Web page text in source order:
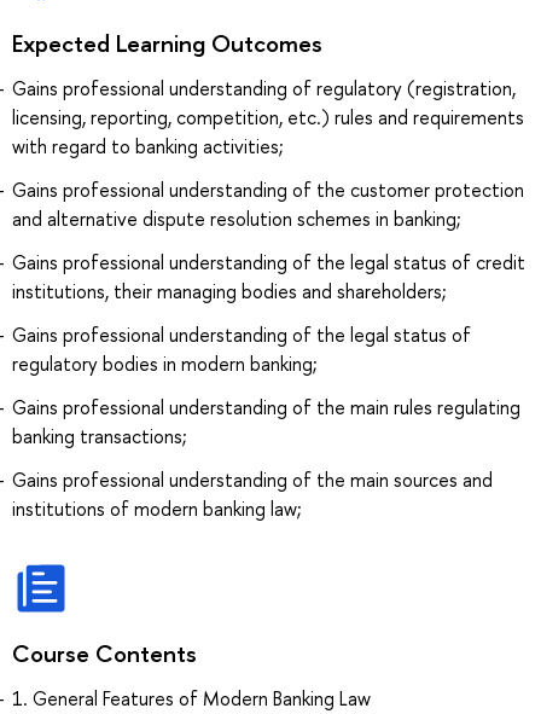
Expected Learning Outcomes
Gains professional understanding of regulatory (registration,
licensing, reporting, competition, etc.) rules and requirements
with regard to banking activities;
Gains professional understanding of the customer protection
and alternative dispute resolution schemes in banking;
Gains professional understanding of the legal status of credit
institutions, their managing bodies and shareholders;
Gains professional understanding of the legal status of
regulatory bodies in modern banking;
Gains professional understanding of the main rules regulating
banking transactions;
Gains professional understanding of the main sources and
institutions of modern banking law;
Course Contents
1. General Features of Modern Banking Law